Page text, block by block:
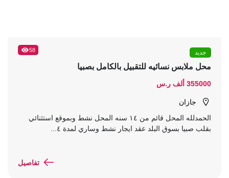
58 جديد
محل ملابس نسائيه للتقبيل بالكامل بصبيا
355000 ألف ر.س
جازان
الحمدلله المحل قائم من ١٤ سنه المحل نشط وبموقع استثنائي
بقلب صبيا بسوق البلد عقد ايجار نشط وساري لمدة ٤...
تفاصيل